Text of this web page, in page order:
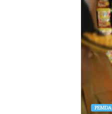
PEMDA